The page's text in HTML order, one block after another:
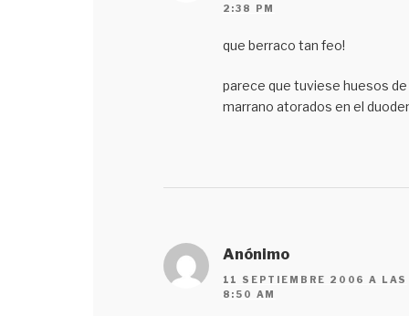
2:38 PM
que berraco tan feo!
parece que tuviese huesos de
marrano atorados en el
Anónimo
11 SEPTIEMBRE 2006 A LAS
8:50 AM